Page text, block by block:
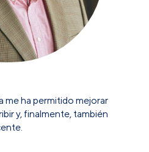
me ha permitido mejorar
y, finalmente, también